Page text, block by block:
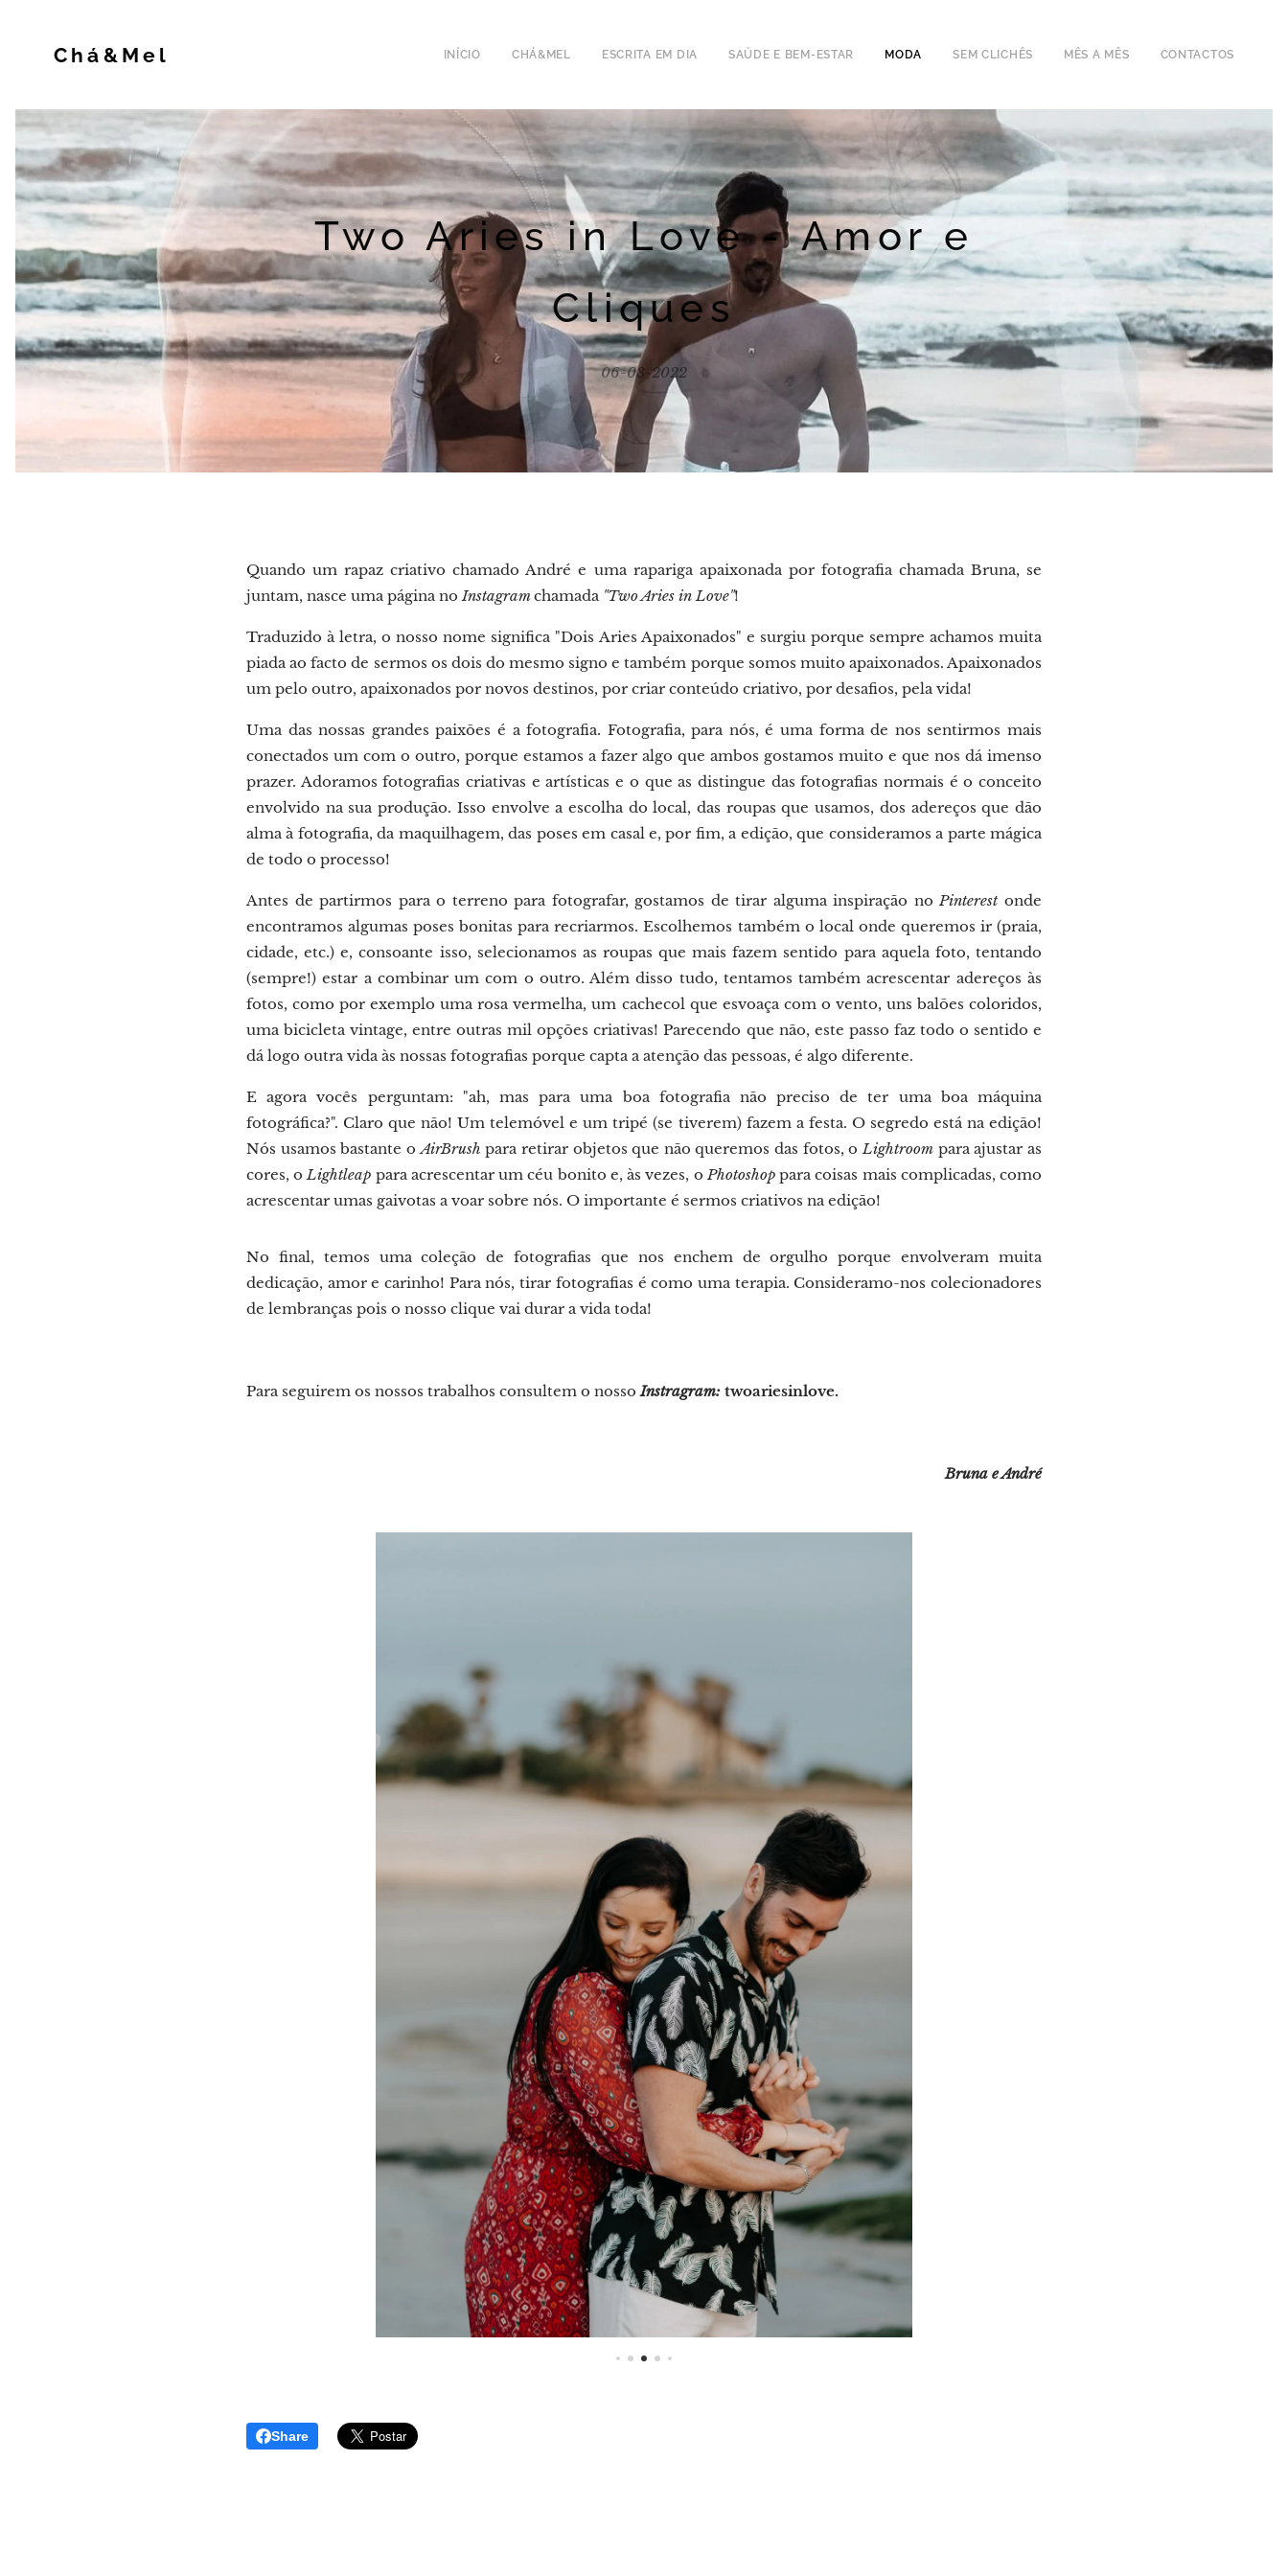
Chá&Mel INÍCIO CHÁ&MEL ESCRITA EM DIA SAÚDE E BEM-ESTAR MODA SEM CLICHÊS MÊS A MÊS CONTACTOS
Two Aries in Love - Amor e
Cliques
06-03-2022
Quando um rapaz criativo chamado André e uma rapariga apaixonada por fotografia chamada Bruna, se
juntam, nasce uma página noInstagramchamada "Two Aries in Love"!
Traduzido à letra, o nosso nome significa "Dois Aries Apaixonados" e surgiu porque sempre achamos muita
piada ao facto de sermos os dois do mesmo signo e também porque somos muito apaixonados. Apaixonados
um pelo outro, apaixonados por novos destinos, por criar conteúdo criativo, por desafios, pela vida!
Uma das nossas grandes paixões é a fotografia. Fotografia, para nós, é uma forma de nos sentirmos mais
conectados um com o outro, porque estamos a fazer algo que ambos gostamos muito e que nos dá imenso
prazer. Adoramos fotografias criativas e artísticas e o que as distingue das fotografias normais é o conceito
envolvido na sua produção. Isso envolve a escolha do local, das roupas que usamos, dos adereços que dão
alma à fotografia, da maquilhagem, das poses em casal e, por fim, a edição, que consideramos a parte mágica
de todo o processo!
Antes de partirmos para o terreno para fotografar, gostamos de tirar alguma inspiração noPinterestonde
encontramos algumas poses bonitas para recriarmos. Escolhemos também o local onde queremos ir (praia,
cidade, etc.) e, consoante isso, selecionamos as roupas que mais fazem sentido para aquela foto, tentando
(sempre!) estar a combinar um com o outro. Além disso tudo, tentamos também acrescentar adereços às
fotos, como por exemplo uma rosa vermelha, um cachecol que esvoaça com o vento, uns balões coloridos,
uma bicicleta vintage, entre outras mil opções criativas! Parecendo que não, este passo faz todo o sentido e
dá logo outra vida às nossas fotografias porque capta a atenção das pessoas, é algo diferente.
E agora vocês perguntam: "ah, mas para uma boa fotografia não preciso de ter uma boa máquina
fotográfica?". Claro que não! Um telemóvel e um tripé (se tiverem) fazem a festa. O segredo está na edição!
Nós usamos bastante oAirBrush para retirar objetos que não queremos das fotos, oLightroom para ajustar as
cores, oLightleap para acrescentar um céu bonito e, às vezes, oPhotoshoppara coisas mais complicadas, como
acrescentar umas gaivotas a voar sobre nós. O importante é sermos criativos na edição!
No final, temos uma coleção de fotografias que nos enchem de orgulho porque envolveram muita
dedicação, amor e carinho! Para nós, tirar fotografias é como uma terapia. Consideramo-nos colecionadores
de lembranças pois o nosso clique vai durar a vida toda!
Para seguirem os nossos trabalhos consultem o nossoInstragram: twoariesinlove.
Bruna e André
Share